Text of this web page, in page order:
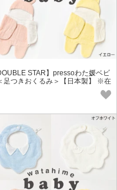
STAR】pressoわた媛ベビ
足つきおくるみ＞【日本製】 ※在